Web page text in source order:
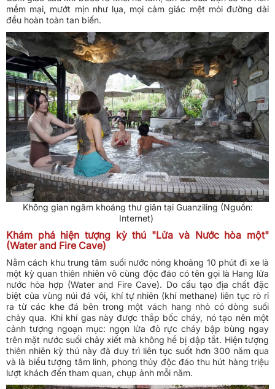
mềm mại, mướt mịn như lụa, mọi cảm giác mệt mỏi đường dài
đều hoàn toàn tan biến.
Không gian ngâm khoáng thư giãn tại Guanziling (Nguồn:
Internet)
Khám phá hiện tượng kỳ thú "Lửa và Nước hòa một"
(Water and Fire Cave)
Nằm cách khu trung tâm suối nước nóng khoảng 10 phút đi xe là
một kỳ quan thiên nhiên vô cùng độc đáo có tên gọi là Hang lửa
nước hòa hợp (Water and Fire Cave). Do cấu tạo địa chất đặc
biệt của vùng núi đá vôi, khí tự nhiên (khí methane) liên tục rò rỉ
ra từ các khe đá bên trong một vách hang nhỏ có dòng suối
chảy qua. Khi khí gas này được thắp bốc cháy, nó tạo nên một
cảnh tượng ngoạn mục: ngọn lửa đỏ rực cháy bập bùng ngay
trên mặt nước suối chảy xiết mà không hề bị dập tắt. Hiện tượng
thiên nhiên kỳ thú này đã duy trì liên tục suốt hơn 300 năm qua
và là biểu tượng tâm linh, phong thủy độc đáo thu hút hàng triệu
lượt khách đến tham quan, chụp ảnh mỗi năm.